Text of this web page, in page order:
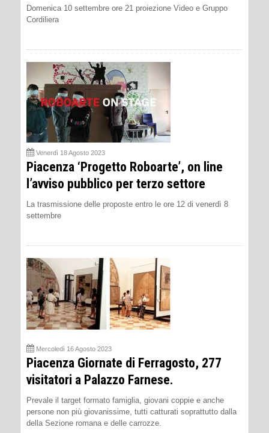
Domenica 10 settembre ore 21 proiezione Video e Gruppo
Cordiliera
Venerdì 18 Agosto 2023
Piacenza ‘Progetto Roboarte’, on line
l’avviso pubblico per terzo settore
La trasmissione delle proposte entro le ore 12 di venerdì 8
settembre
Mercoledì 16 Agosto 2023
Piacenza Giornate di Ferragosto, 277
visitatori a Palazzo Farnese.
Prevale il target formato famiglia, giovani coppie e anche
persone non più giovanissime, tutti catturati soprattutto dalla
della Sezione romana e delle carrozze.